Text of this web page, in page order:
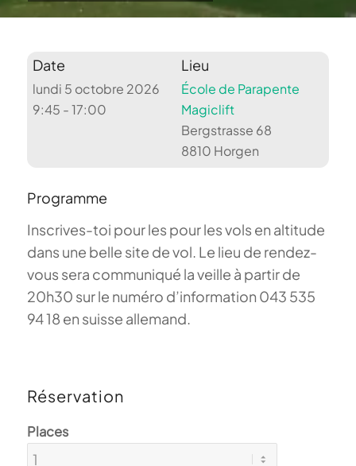
Date
lundi 5 octobre 2026
9:45 - 17:00
Lieu
École de Parapente
Magiclift
Bergstrasse 68
8810 Horgen
Programme
Inscrives-toi pour les pour les vols en altitude
dans une belle site de vol. Le lieu de rendez-
vous sera communiqué la veille à partir de
20h30 sur le numéro d’information 043 535
94 18 en suisse allemand.
Réservation
Places